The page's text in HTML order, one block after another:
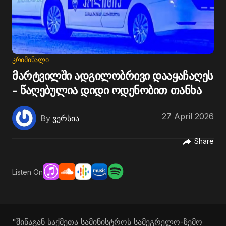
ᲙᲠᲘᲛᲘᲜᲐᲚᲘ
მარტვილში ადგილობრივი დააყაჩაღეს
- წაღებულია დიდი ოდენობით თანხა
By ვერსია 27 April 2026
Share
Listen On
"შინაგან საქმეთა სამინისტროს სამეგრელო-ზემო